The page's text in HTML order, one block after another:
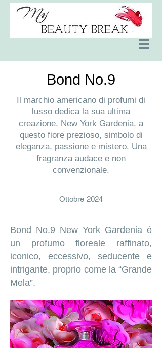
Bond No.9
Il marchio americano di profumi di
lusso dedica la sua ultima
creazione, New York Gardenia, a
questo fiore prezioso, simbolo di
eleganza, passione e mistero. Una
fragranza audace e non
convenzionale.
Ottobre 2024
Bond No.9 New York Gardenia è
un profumo floreale raffinato,
iconico, eccessivo, seducente e
intrigante, proprio come la “Grande
Mela”.